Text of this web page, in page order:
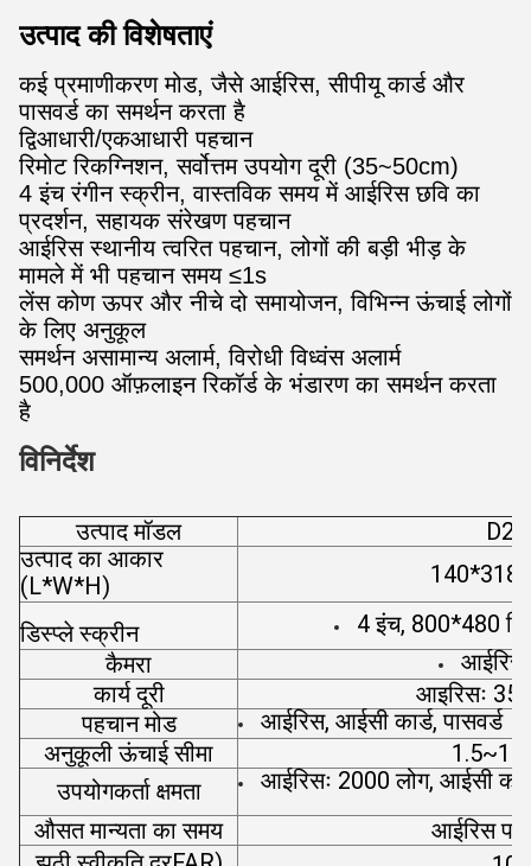
उत्पाद की विशेषताएं
कई प्रमाणीकरण मोड, जैसे आईरिस, सीपीयू कार्ड और
पासवर्ड का समर्थन करता है
द्विआधारी/एकआधारी पहचान
रिमोट रिकग्निशन, सर्वोत्तम उपयोग दूरी (35~50cm)
4 इंच रंगीन स्क्रीन, वास्तविक समय में आईरिस छवि का
प्रदर्शन, सहायक संरेखण पहचान
आईरिस स्थानीय त्वरित पहचान, लोगों की बड़ी भीड़ के
मामले में भी पहचान समय ≤1s
लेंस कोण ऊपर और नीचे दो समायोजन, विभिन्न ऊंचाई लोगों
के लिए अनुकूल
समर्थन असामान्य अलार्म, विरोधी विध्वंस अलार्म
500,000 ऑफ़लाइन रिकॉर्ड के भंडारण का समर्थन करता
है
विनिर्देश
उत्पाद मॉडल
उत्पाद का आकार
(L*W*H)
डिस्प्ले स्क्रीन
4 इंच, 800*480
कैमरा
कार्य दूरी
आइरिसः 35
पहचान मोड
आईरिस, आईसी कार्ड, पासवर्ड
अनुकूली ऊंचाई सीमा
1.5~1.8
उपयोगकर्ता क्षमता
आईरिसः 2000 लोग, आईसी
औसत मान्यता का समय
आईरिस